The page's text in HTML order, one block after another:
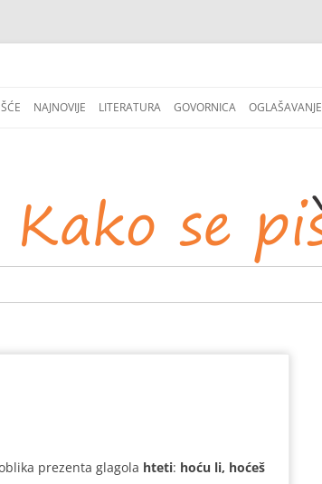
НА
NAJNOVIJE LITERATURA GOVORNICA OGLAŠAVANJE
prezenta glagola hteti: hoću li, hoćeš